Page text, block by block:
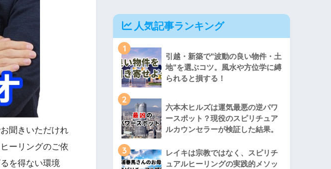
聞きいただけれ
ーリングのご依
を得ない環境
人気記事ランキング
1
引越・新築で"波動の良い物件・土
地"を選ぶコツ。風水や方位学に縛
られると損する！
2
六本木ヒルズは運気最悪の逆パワ
ースポット？現役のスピリチュア
ルカウンセラーが検証した結果。
3
レイキは宗教ではなく、スピリチ
ュアルヒーリングの実践的メソッ